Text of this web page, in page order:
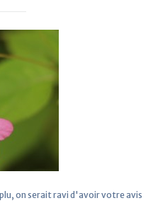
on serait ravi d'avoir votre avis